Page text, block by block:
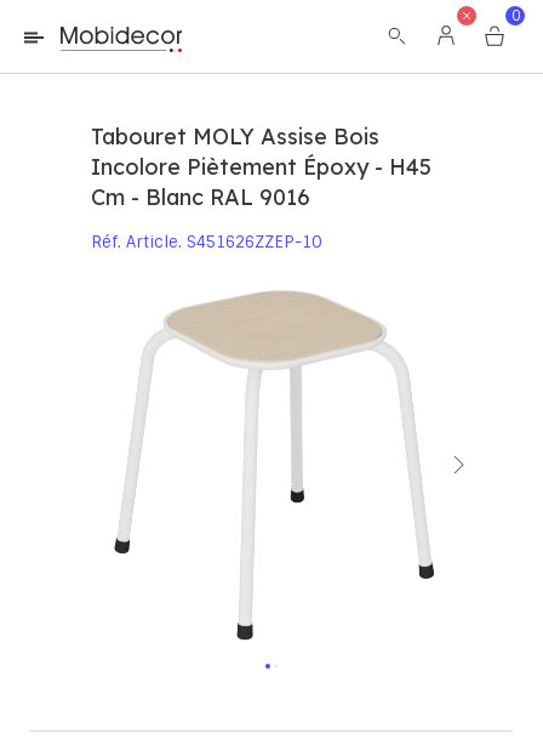
La boutique ne fonctionnera pas correctement dans le cas où
les cookies sont désactivés.
0
Tabouret MOLY Assise Bois
Incolore Piètement Époxy - H45
Cm - Blanc RAL 9016
Réf. Article S451626ZZEP-10